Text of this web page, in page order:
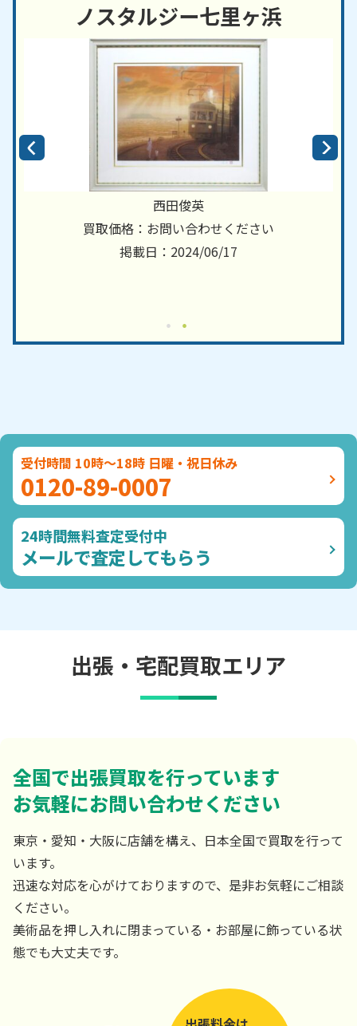
ノスタルジー七里ヶ浜
西田俊英
買取価格：お問い合わせください
掲載日：2024/06/17
受付時間 10時～18時 日曜・祝日休み
0120-89-0007
24時間無料査定受付中
メールで査定してもらう
出張・宅配買取エリア
全国で出張買取を行っています
お気軽にお問い合わせください
東京・愛知・大阪に店舗を構え、日本全国で買取を行って
います。
迅速な対応を心がけておりますので、是非お気軽にご相談
ください。
美術品を押し入れに閉まっている・お部屋に飾っている状
態でも大丈夫です。